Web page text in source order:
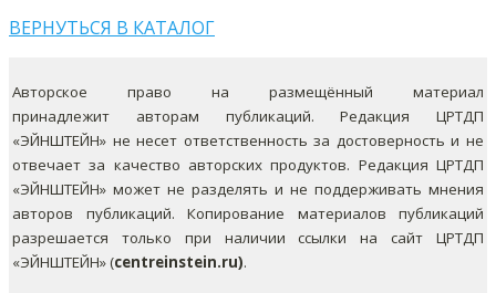
ВЕРНУТЬСЯ В КАТАЛОГ
Авторское право на размещённый материал
принадлежит авторам публикаций. Редакция ЦРТДП
«ЭЙНШТЕЙН» не несет ответственность за достоверность и не
отвечает за качество авторских продуктов. Редакция ЦРТДП
«ЭЙНШТЕЙН» может не разделять и не поддерживать мнения
авторов публикаций. Копирование материалов публикаций
разрешается только при наличии ссылки на сайт ЦРТДП
«ЭЙНШТЕЙН» (centreinstein.ru).